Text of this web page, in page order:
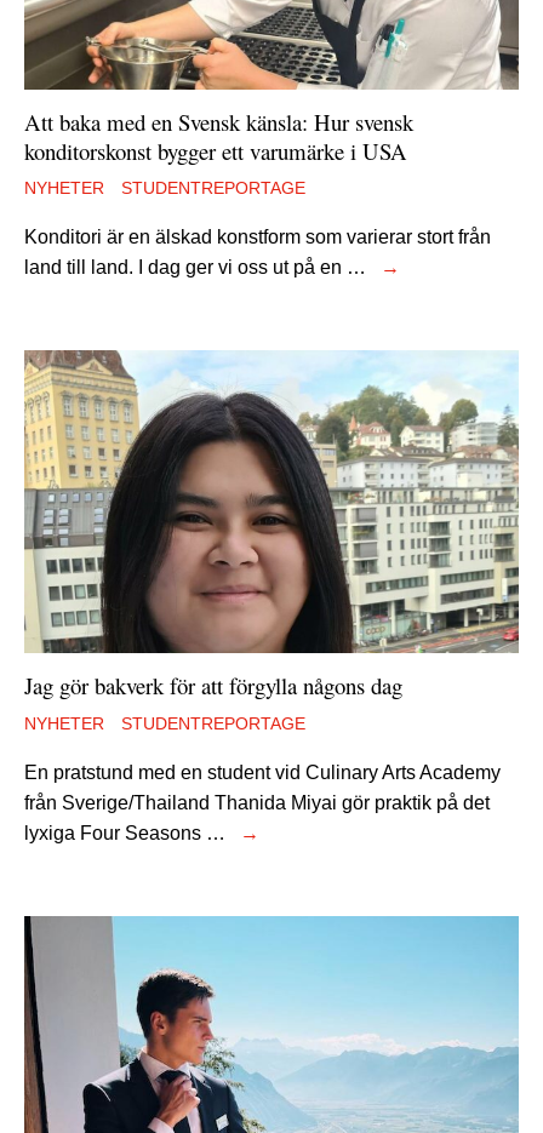
Att baka med en Svensk känsla: Hur svensk
konditorskonst bygger ett varumärke i USA
NYHETER STUDENTREPORTAGE
Konditori är en älskad konstform som varierar stort från
land till land. I dag ger vi oss ut på en …
→
Jag gör bakverk för att förgylla någons dag
NYHETER STUDENTREPORTAGE
En pratstund med en student vid Culinary Arts Academy
från Sverige/Thailand Thanida Miyai gör praktik på det
lyxiga Four Seasons …
→